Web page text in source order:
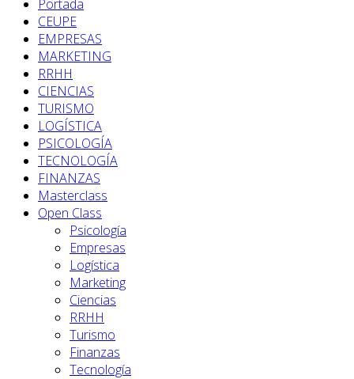
Portada
CEUPE
EMPRESAS
MARKETING
RRHH
CIENCIAS
TURISMO
LOGÍSTICA
PSICOLOGÍA
TECNOLOGÍA
FINANZAS
Masterclass
Open Class
Psicología
Empresas
Logística
Marketing
Ciencias
RRHH
Turismo
Finanzas
Tecnología